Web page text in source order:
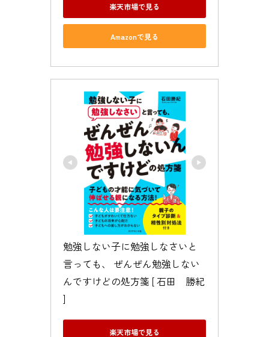
楽天市場で見る
Amazonで見る
勉強しない子に勉強しなさいと
言っても、 ぜんぜん勉強しない
んですけどの処方箋 [ 石田　勝紀
]
楽天市場で見る